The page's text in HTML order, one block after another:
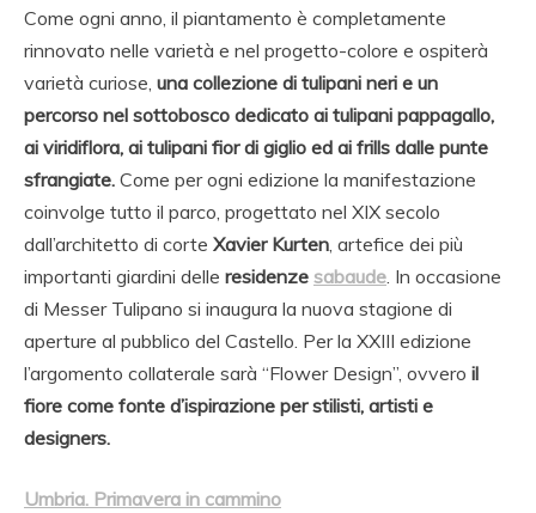
Come ogni anno, il piantamento è completamente
rinnovato nelle varietà e nel progetto-colore e ospiterà
varietà curiose, una collezione di tulipani neri e un
percorso nel sottobosco dedicato ai tulipani pappagallo,
ai viridiflora, ai tulipani fior di giglio ed ai frills dalle punte
sfrangiate. Come per ogni edizione la manifestazione
coinvolge tutto il parco, progettato nel XIX secolo
dall’architetto di corte Xavier Kurten, artefice dei più
importanti giardini delle residenze sabaude. In occasione
di Messer Tulipano si inaugura la nuova stagione di
aperture al pubblico del Castello. Per la XXIII edizione
l’argomento collaterale sarà “Flower Design”, ovvero il
fiore come fonte d’ispirazione per stilisti, artisti e
designers.
Umbria. Primavera in cammino